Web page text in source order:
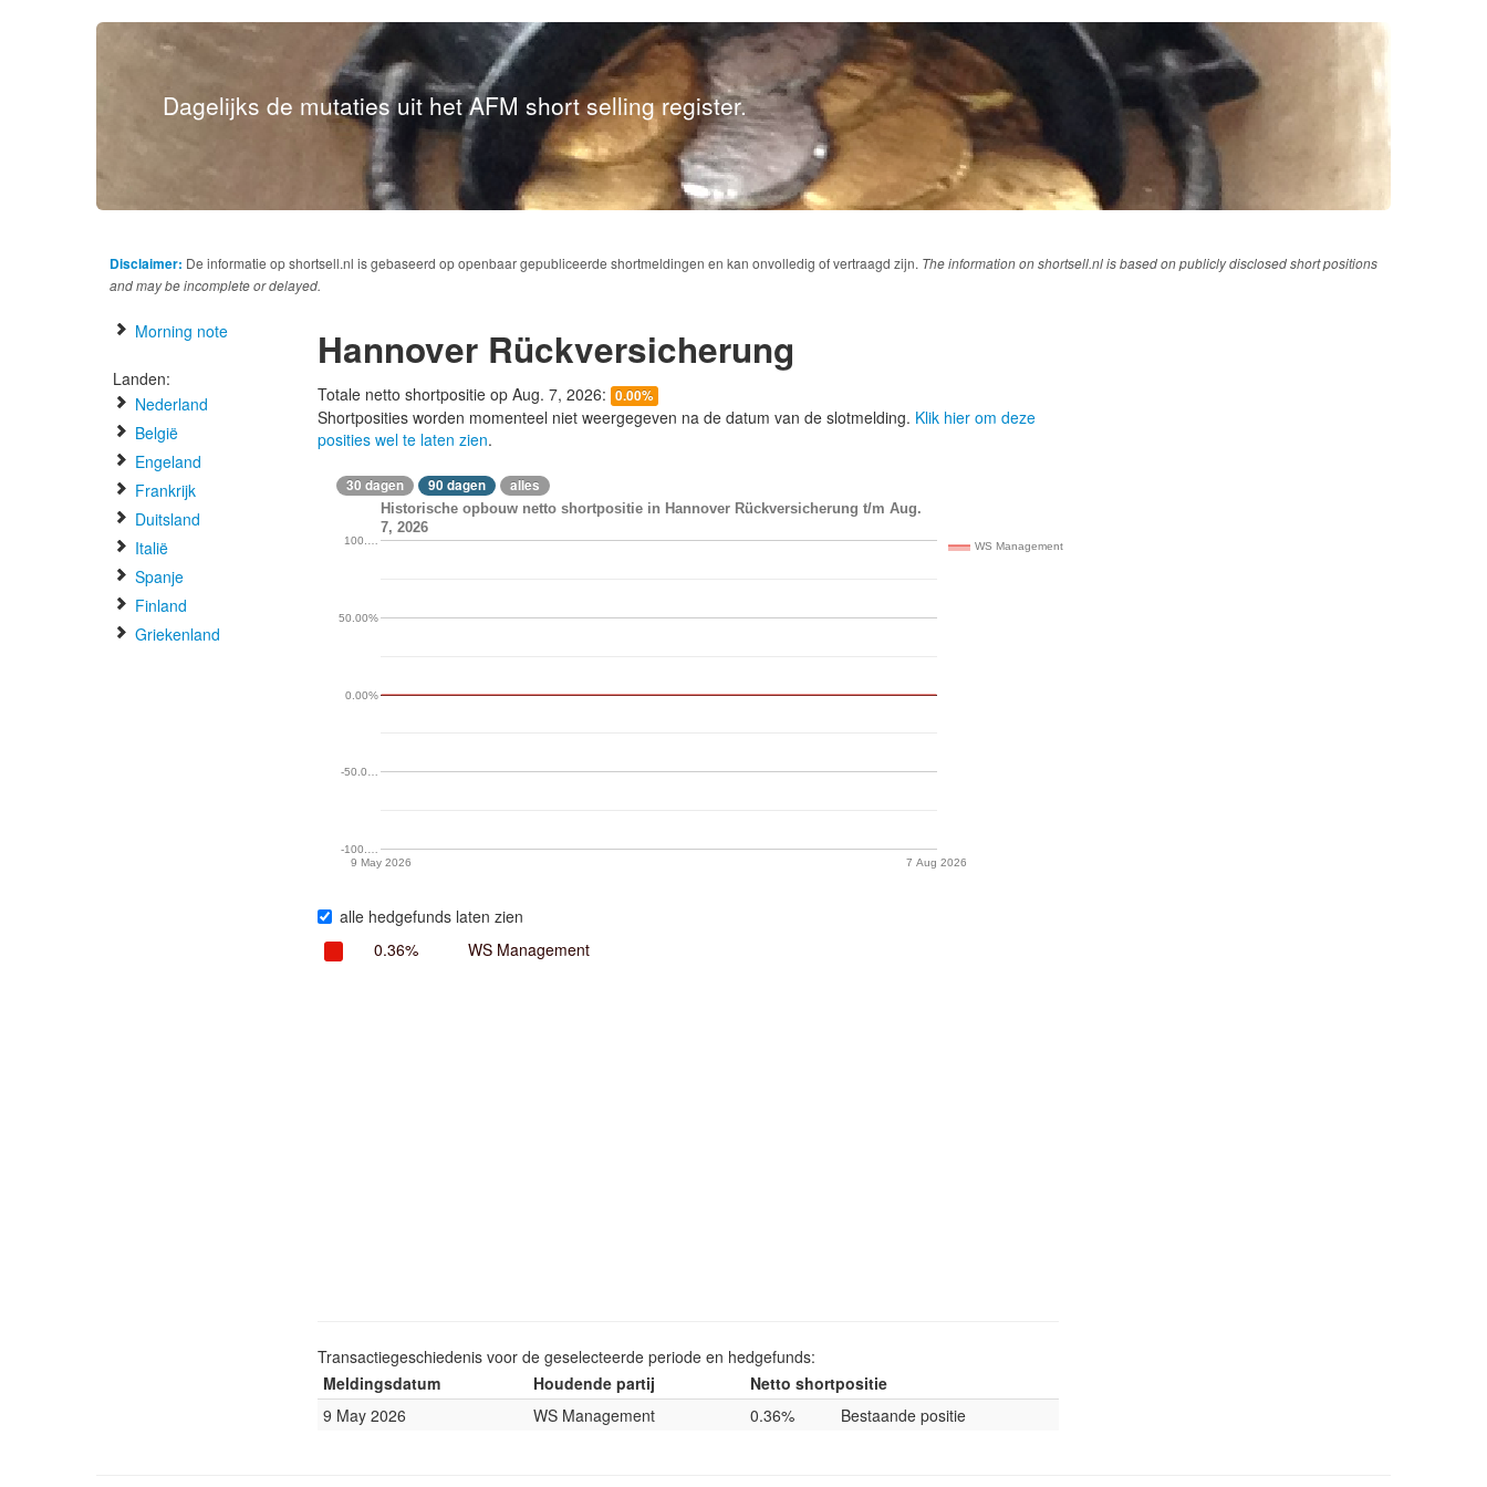
Dagelijks de mutaties uit het AFM short selling register.
Disclaimer: De informatie op shortsell.nl is gebaseerd op openbaar gepubliceerde shortmeldingen en kan onvolledig of vertraagd zijn. The information on shortsell.nl is based on publicly disclosed short positions
and may be incomplete or delayed.
Morning note
Landen:
Nederland
België
Engeland
Frankrijk
Duitsland
Italië
Spanje
Finland
Griekenland
Hannover Rückversicherung
Totale netto shortpositie op Aug. 7, 2026: 0.00%
Shortposities worden momenteel niet weergegeven na de datum van de slotmelding. Klik hier om deze
posities wel te laten zien.
30 dagen 90 dagen alles
Historische opbouw netto shortpositie in Hannover Rückversicherung t/m Aug.
7, 2026
WS Management
9 May 2026 7 Aug 2026
-100.…
-50.0…
0.00%
50.00%
100.…
alle hedgefunds laten zien
0.36%
WS Management
Transactiegeschiedenis voor de geselecteerde periode en hedgefunds:
Meldingsdatum
Houdende partij
Netto shortpositie
9 May 2026
WS Management 0.36% Bestaande positie